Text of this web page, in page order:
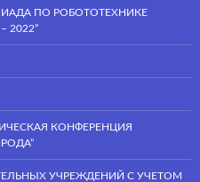
ПО РОБОТОТЕХНИКЕ
2022”
КОНФЕРЕНЦИЯ
УЧРЕЖДЕНИЙ С УЧЕТОМ